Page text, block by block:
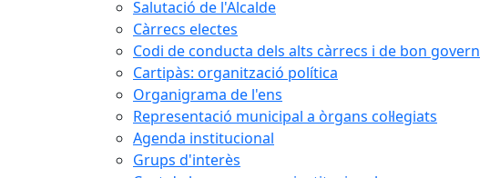
Salutació de l'Alcalde
Càrrecs electes
Codi de conducta dels alts càrrecs i de bon govern
Cartipàs: organització política
Organigrama de l'ens
Representació municipal a òrgans col·legiats
Agenda institucional
Grups d'interès